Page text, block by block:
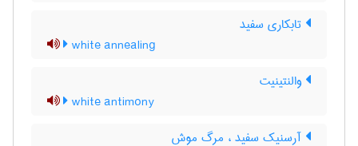
تابکاری سفید
white annealing
والنتینیت
white antimony
آرسنیک سفید ، مرگ موش